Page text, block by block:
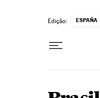
Edição: ESPAÑA